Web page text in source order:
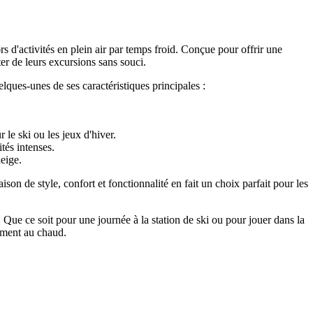
d'activités en plein air par temps froid. Conçue pour offrir une
de leurs excursions sans souci.
unes de ses caractéristiques principales :
le ski ou les jeux d'hiver.
intenses.
de style, confort et fonctionnalité en fait un choix parfait pour les
ce soit pour une journée à la station de ski ou pour jouer dans la
au chaud.